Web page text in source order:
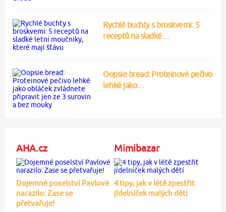
Rychlé buchty s broskvemi: 5
receptů na sladké…
Oopsie bread: Proteinové pečivo
lehké jako…
AHA.cz
Dojemné poselství Pavlové
narazilo: Zase se
přetvařuje!
Mimibazar
4 tipy, jak v létě zpestřit
jídelníček malých dětí